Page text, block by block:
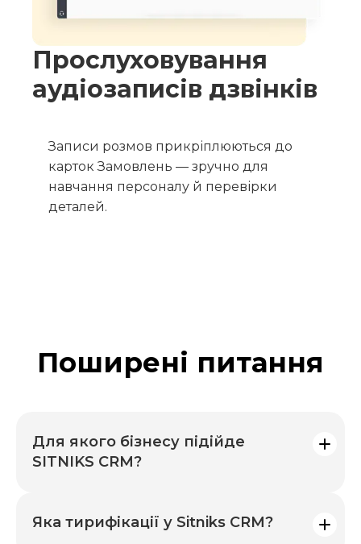
Прослуховування
аудіозаписів дзвінків
Записи розмов прикріплюються до
карток Замовлень — зручно для
навчання персоналу й перевірки
деталей.
Поширені питання
Для якого бізнесу підійде
SITNIKS CRM?
роздрібною торгівлею через соціальні мережі,
Яка тирифікації у Sitniks CRM?